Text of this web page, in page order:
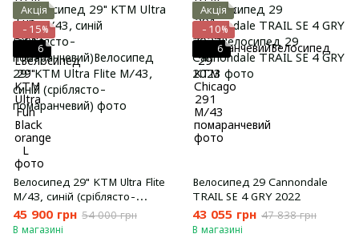
Акція
−15%
6
Велосипед 29" KTM Ultra Flite
M/43, синій (сріблясто-
помаранчевий)
45 900 грн 54 000 грн
В магазині
Акція
−10%
6
Велосипед 29 Cannondale
TRAIL SE 4 GRY 2022
43 055 грн 47 838 грн
В магазині